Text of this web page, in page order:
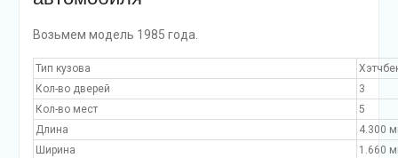
Возьмем модель 1985 года.
Тип кузова
Кол-во дверей
3
Кол-во мест
5
Длина
4.300
Ширина
1.660